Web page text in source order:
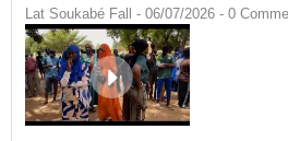
Lat Soukabé Fall - 06/07/2026 - 0